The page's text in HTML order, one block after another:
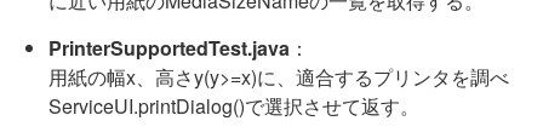
PrinterSupportedTest.java ：
用紙の幅x、高さy(y>=x)に、適合するプリンタを調べ
ServiceUI.printDialog()で選択させて返す。